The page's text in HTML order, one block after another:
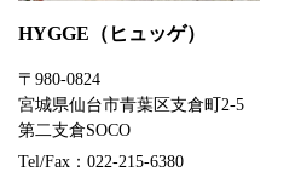
HYGGE（ヒュッゲ）
〒980-0824
宮城県仙台市青葉区支倉町2-5
第二支倉SOCO
Tel/Fax：022-215-6380